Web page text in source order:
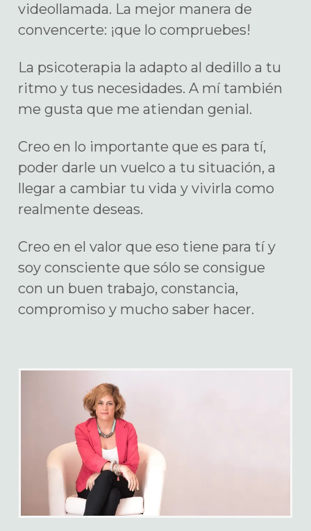
videollamada. La mejor manera de
convencerte: ¡que lo compruebes!
La psicoterapia la adapto al dedillo a tu
ritmo y tus necesidades. A mí también
me gusta que me atiendan genial.
Creo en lo importante que es para tí,
poder darle un vuelco a tu situación, a
llegar a cambiar tu vida y vivirla como
realmente deseas.
Creo en el valor que eso tiene para tí y
soy consciente que sólo se consigue
con un buen trabajo, constancia,
compromiso y mucho saber hacer.